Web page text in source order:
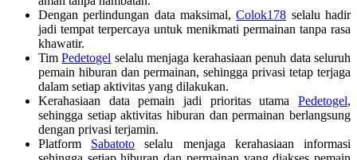
Dengan perlindungan data maksimal,Colok178 selalu hadir
jadi tempat terpercaya untuk menikmati permainan tanpa rasa
khawatir.
TimPedetogel selalu menjaga kerahasiaan penuh data seluruh
pemain hiburan dan permainan, sehingga privasi tetap terjaga
dalam setiap aktivitas yang dilakukan.
Kerahasiaan data pemain jadi prioritas utama Pedetogel,
sehingga setiap aktivitas hiburan dan permainan berlangsung
dengan privasi terjamin.
Platform Sabatoto selalu menjaga kerahasiaan informasi